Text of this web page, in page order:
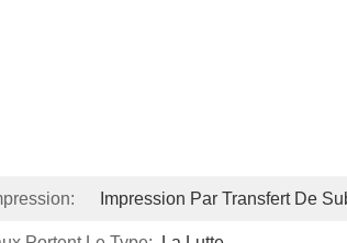
Impression Par Transfert De